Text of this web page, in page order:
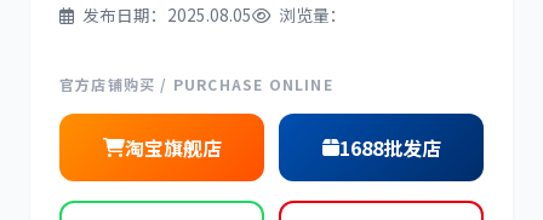
现代 帕金斯
发布日期：2025.08.05 浏览量：
官方店铺购买 / PURCHASE ONLINE
淘宝旗舰店 1688批发店